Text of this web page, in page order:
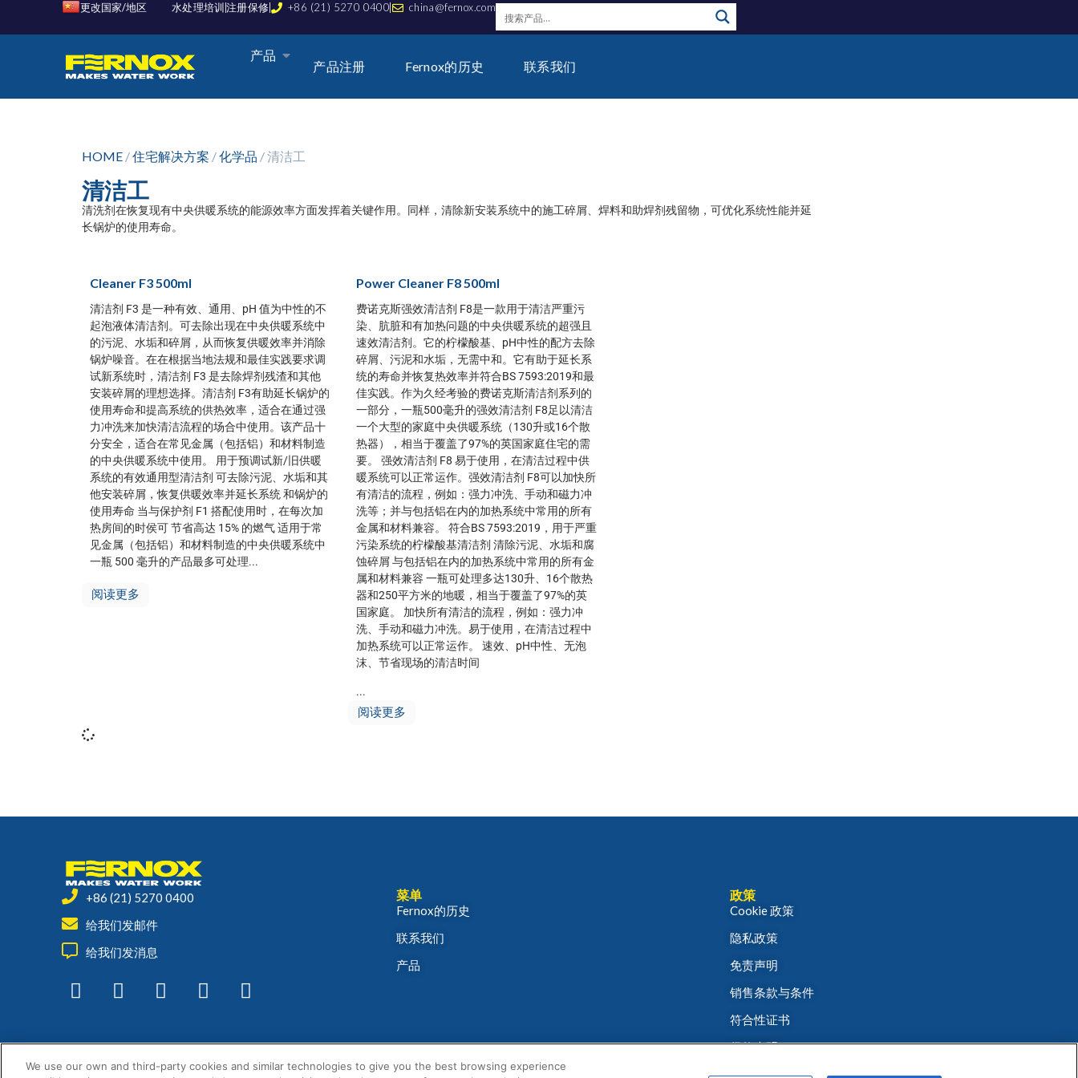
更改国家/地区 水处理培训注册保修 +86 (21) 5270 0400 china@fernox.com
产品
产品注册 Fernox的历史 联系我们
HOME /住宅解决方案 /化学品 / 清洁工
清洁工
清洗剂在恢复现有中央供暖系统的能源效率方面发挥着关键作用。同样，清除新安装系统中的施工碎屑、焊料和助焊剂残留物，可优化系统性能并延
长锅炉的使用寿命。
Cleaner F3 500ml
清洁剂 F3 是一种有效、通用、pH 值为中性的不
起泡液体清洁剂。可去除出现在中央供暖系统中
的污泥、水垢和碎屑，从而恢复供暖效率并消除
锅炉噪音。在在根据当地法规和最佳实践要求调
试新系统时，清洁剂 F3 是去除焊剂残渣和其他
安装碎屑的理想选择。清洁剂 F3有助延长锅炉的
使用寿命和提高系统的供热效率，适合在通过强
力冲洗来加快清洁流程的场合中使用。该产品十
分安全，适合在常见金属（包括铝）和材料制造
的中央供暖系统中使用。 用于预调试新/旧供暖
系统的有效通用型清洁剂 可去除污泥、水垢和其
他安装碎屑，恢复供暖效率并延长系统 和锅炉的
使用寿命 当与保护剂 F1 搭配使用时，在每次加
热房间的时侯可 节省高达 15% 的燃气 适用于常
见金属（包括铝）和材料制造的中央供暖系统中
一瓶 500 毫升的产品最多可处理...
阅读更多
Power Cleaner F8 500ml
费诺克斯强效清洁剂 F8是一款用于清洁严重污
染、肮脏和有加热问题的中央供暖系统的超强且
速效清洁剂。它的柠檬酸基、pH中性的配方去除
碎屑、污泥和水垢，无需中和。它有助于延长系
统的寿命并恢复热效率并符合BS 7593:2019和最
佳实践。作为久经考验的费诺克斯清洁剂系列的
一部分，一瓶500毫升的强效清洁剂 F8足以清洁
一个大型的家庭中央供暖系统（130升或16个散
热器），相当于覆盖了97%的英国家庭住宅的需
要。 强效清洁剂 F8 易于使用，在清洁过程中供
暖系统可以正常运作。强效清洁剂 F8可以加快所
有清洁的流程，例如：强力冲洗、手动和磁力冲
洗等；并与包括铝在内的加热系统中常用的所有
金属和材料兼容。 符合BS 7593:2019，用于严重
污染系统的柠檬酸基清洁剂 清除污泥、水垢和腐
蚀碎屑 与包括铝在内的加热系统中常用的所有金
属和材料兼容 一瓶可处理多达130升、16个散热
器和250平方米的地暖，相当于覆盖了97%的英
国家庭。 加快所有清洁的流程，例如：强力冲
洗、手动和磁力冲洗。易于使用，在清洁过程中
加热系统可以正常运作。 速效、pH中性、无泡
沫、节省现场的清洁时间
...
阅读更多
+86 (21) 5270 0400
给我们发邮件
给我们发消息
菜单
Fernox的历史
联系我们
产品
政策
Cookie 政策
隐私政策
免责声明
销售条款与条件
符合性证书
保修声明
We use our own and third-party cookies and similar technologies to give you the best browsing experience